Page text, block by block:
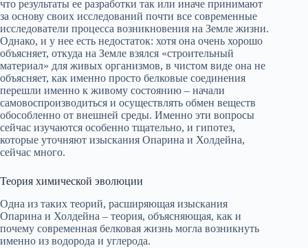
что результаты ее разработки так или иначе принимают
за основу своих исследований почти все современные
исследователи процесса возникновения на Земле жизни.
Однако, и у нее есть недостаток: хотя она очень хорошо
объясняет, откуда на Земле взялся «строительный
материал» для живых организмов, в чистом виде она не
объясняет, как именно просто белковые соединения
перешли именно к живому состоянию – начали
самовоспроизводиться и осуществлять обмен веществ
обособленно от внешней среды. Именно эти вопросы
сейчас изучаются особенно тщательно, и гипотез,
которые уточняют изыскания Опарина и Холдейна,
сейчас много.
Теория химической эволюции
Одна из таких теорий, расширяющая изыскания
Опарина и Холдейна – теория, объясняющая, как и
почему современная белковая жизнь могла возникнуть
именно из водорода и углерода.